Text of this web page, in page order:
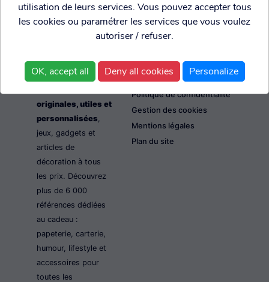
boutique
spécialisée dans
originales, utiles et
personnalisées,
jeux, gadgets et
articles de
décoration à tous
les prix. Découvrez
plus de 6 000
références dédiées
au cadeau :
papeterie, carterie,
humour, lifestyle et
accessoires pour
toutes les
Conditions générales de
Politique de confidentialité
Gestion des cookies
Mentions légales
Plan du site
utilisation de leurs services. Vous pouvez accepter tous
les cookies ou paramétrer les services que vous voulez
autoriser / refuser.
OK, accept all Deny all cookies Personalize